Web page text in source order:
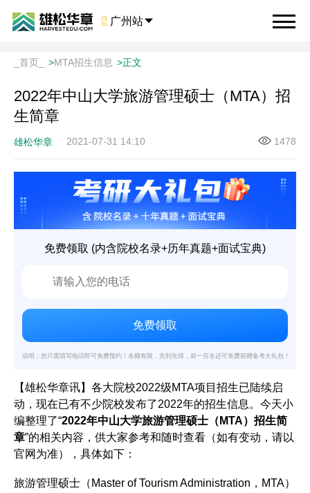
 广州站
_首页_ >MTA招生信息 >正文
2022年中山大学旅游管理硕士（MTA）招
生简章
雄松华章 2021-07-31 14:10 1478
免费领取 (内含院校名录+历年真题+面试宝典)
说明：您只需填写电话即可免费预约！名额有限，先到先得，前一百名还可免费获赠备考大礼包！
【雄松华章讯】各大院校2022级MTA项目招生已陆续启
动，现在已有不少院校发布了2022年的招生信息。今天小
编整理了“2022年中山大学旅游管理硕士（MTA）招生简
章”的相关内容，供大家参考和随时查看（如有变动，请以
官网为准），具体如下：
旅游管理硕士（Master of Tourism Administration，MTA）